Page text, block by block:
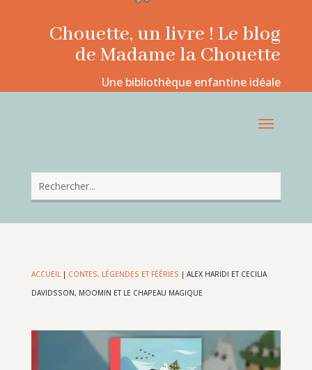
Chouette, un livre ! Le blog
de Madame la Chouette
Une bibliothèque enfantine idéale
ACCUEIL| CONTES, LÉGENDES ET FÉÉRIES | ALEX HARIDI ET CECILIA
DAVIDSSON, MOOMIN ET LE CHAPEAU MAGIQUE